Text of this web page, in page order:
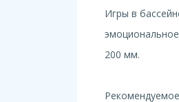
Игры в
200 мм.